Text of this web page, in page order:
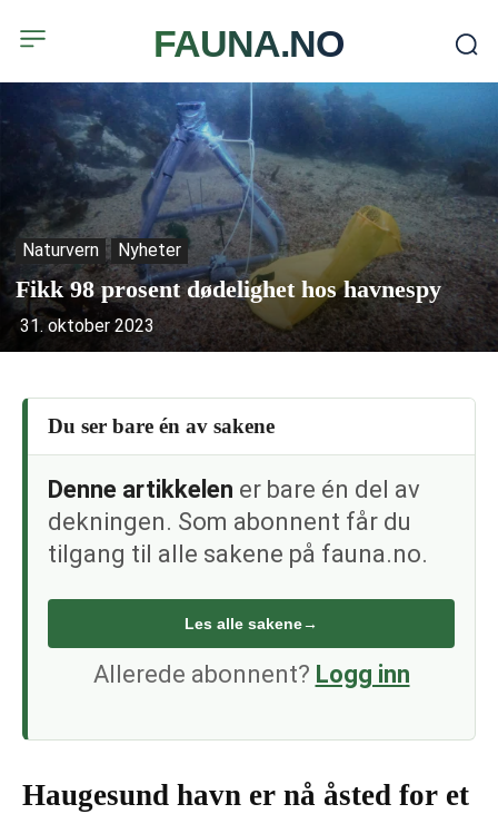
FAUNA.NO
Naturvern Nyheter
Fikk 98 prosent dødelighet hos havnespy
31. oktober 2023
Du ser bare én av sakene
Denne artikkelen er bare én del av
dekningen. Som abonnent får du
tilgang til alle sakene på fauna.no.
Les alle sakene→
Allerede abonnent? Logg inn
Haugesund havn er nå åsted for et